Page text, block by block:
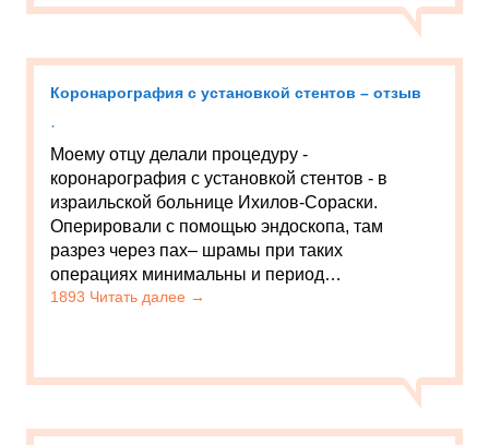
Коронарография с установкой стентов – отзыв
·
Моему отцу делали процедуру -
коронарография с установкой стентов - в
израильской больнице Ихилов-Сораски.
Оперировали с помощью эндоскопа, там
разрез через пах– шрамы при таких
операциях минимальны и период…
1893 Читать далее →